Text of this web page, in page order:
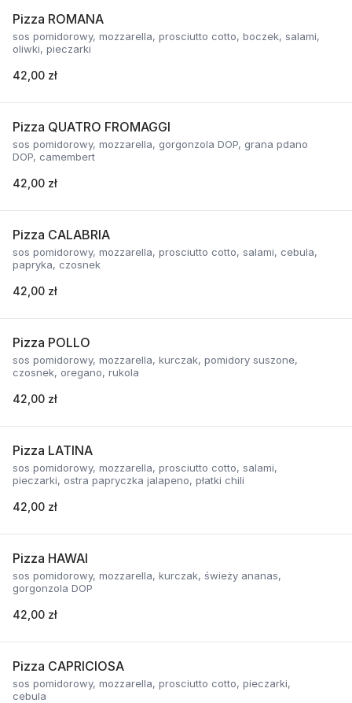
Pizza ROMANA
sos pomidorowy, mozzarella, prosciutto cotto, boczek, salami,
oliwki, pieczarki
42,00 zł
Pizza QUATRO FROMAGGI
sos pomidorowy, mozzarella, gorgonzola DOP, grana pdano
DOP, camembert
42,00 zł
Pizza CALABRIA
sos pomidorowy, mozzarella, prosciutto cotto, salami, cebula,
papryka, czosnek
42,00 zł
Pizza POLLO
sos pomidorowy, mozzarella, kurczak, pomidory suszone,
czosnek, oregano, rukola
42,00 zł
Pizza LATINA
sos pomidorowy, mozzarella, prosciutto cotto, salami,
pieczarki, ostra papryczka jalapeno, płatki chili
42,00 zł
Pizza HAWAI
sos pomidorowy, mozzarella, kurczak, świeży ananas,
gorgonzola DOP
42,00 zł
Pizza CAPRICIOSA
sos pomidorowy, mozzarella, prosciutto cotto, pieczarki,
cebula